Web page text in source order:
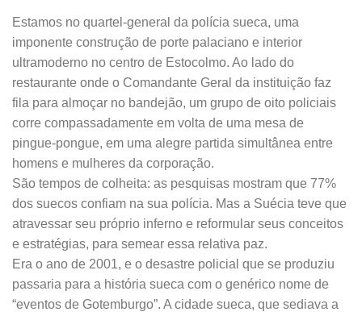
Estamos no quartel-general da polícia sueca, uma
imponente construção de porte palaciano e interior
ultramoderno no centro de Estocolmo. Ao lado do
restaurante onde o Comandante Geral da instituição faz
fila para almoçar no bandejão, um grupo de oito policiais
corre compassadamente em volta de uma mesa de
pingue-pongue, em uma alegre partida simultânea entre
homens e mulheres da corporação.
São tempos de colheita: as pesquisas mostram que 77%
dos suecos confiam na sua polícia. Mas a Suécia teve que
atravessar seu próprio inferno e reformular seus conceitos
e estratégias, para semear essa relativa paz.
Era o ano de 2001, e o desastre policial que se produziu
passaria para a história sueca com o genérico nome de
“eventos de Gotemburgo”. A cidade sueca, que sediava a